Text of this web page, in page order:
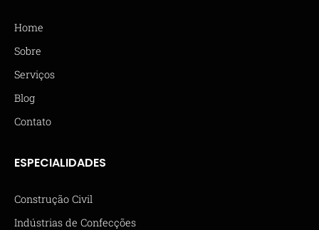
Home
Sobre
Serviços
Blog
Contato
ESPECIALIDADES
Construção Civil
Indústrias de Confecções